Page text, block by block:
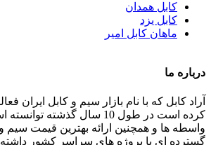
کابل همدان
کابل یزد
ماهان کابل امیر
درباره ما
آراد کابل که با نام بازار سیم و کابل ایران
کرده است در طول 10 سال گذشته
واسطه ها و همچنین ارائه بهترین قیمت سیم
گسترده ای با پروژه های سراسر کشور داشته